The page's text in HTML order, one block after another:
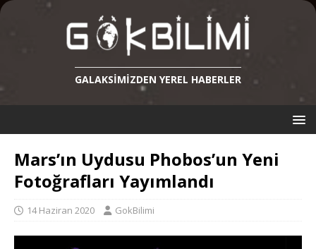
GALAKSIMIZDEN YEREL HABERLER
Mars’ın Uydusu Phobos’un Yeni
Fotoğrafları Yayımlandı
14 Haziran 2020 GokBilimi